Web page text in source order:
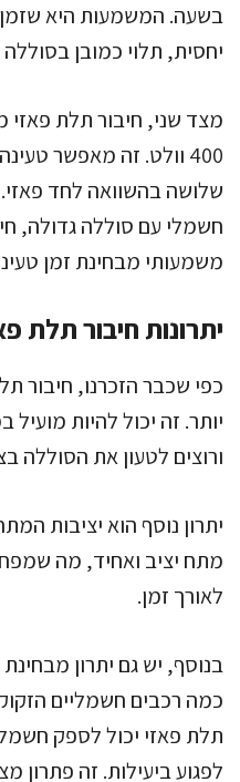
בשעה. המשמעות היא שזמן
יחסית, תלוי כמובן
מצד שני, חיבור תלת
400 וולט. זה מאפשר
שלושה בהשוואה לחד
חשמלי עם סוללה גדולה,
משמעותי מבחינת זמן
יתרונות חיבור תלת
כפי שכבר הזכרנו, חיבור
יותר. זה יכול להיות
ורוצים לטעון את הסוללה
יתרון נוסף הוא יציבות
מתח יציב ואחיד, מה
לאורך זמן.
בנוסף, יש גם יתרון
כמה רכבים חשמליים
תלת פאזי יכול לספק
לפגוע ביעילות. זה פתרון